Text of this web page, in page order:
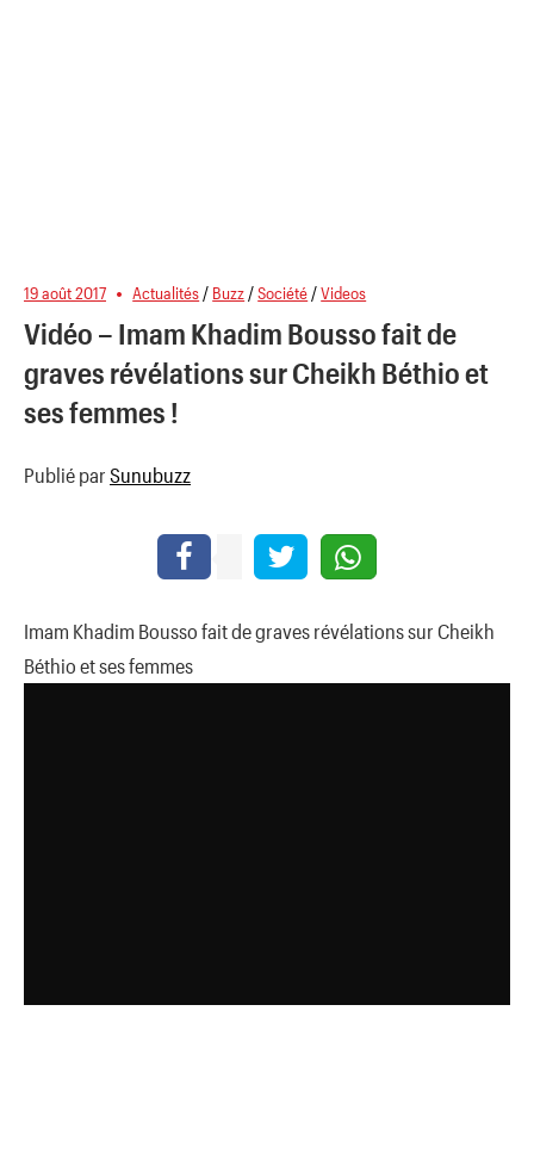
19 août 2017 Actualités / Buzz /Société /Videos
Vidéo – Imam Khadim Bousso fait de
graves révélations sur Cheikh Béthio et
ses femmes !
Publié par Sunubuzz
Imam Khadim Bousso fait de graves révélations sur Cheikh
Béthio et ses femmes